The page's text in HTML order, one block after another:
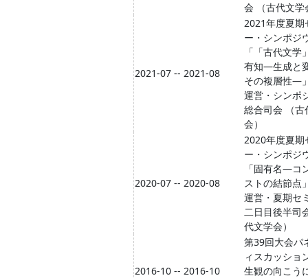
会 （古代文学
2021-07 -- 2021-08
2021年度夏期
ー・シンポジ
「「古代文学
有知―生成と
その複層性―
運営・シンポ
総合司会 （古
会）
2020-07 -- 2020-08
2020年度夏期
ー・シンポジ
「固有名―コ
ストの結節点
運営・夏期セ
二日目後半司
代文学会）
2016-10 -- 2016-10
第39回大会パ
ィスカッショ
生観の向こう